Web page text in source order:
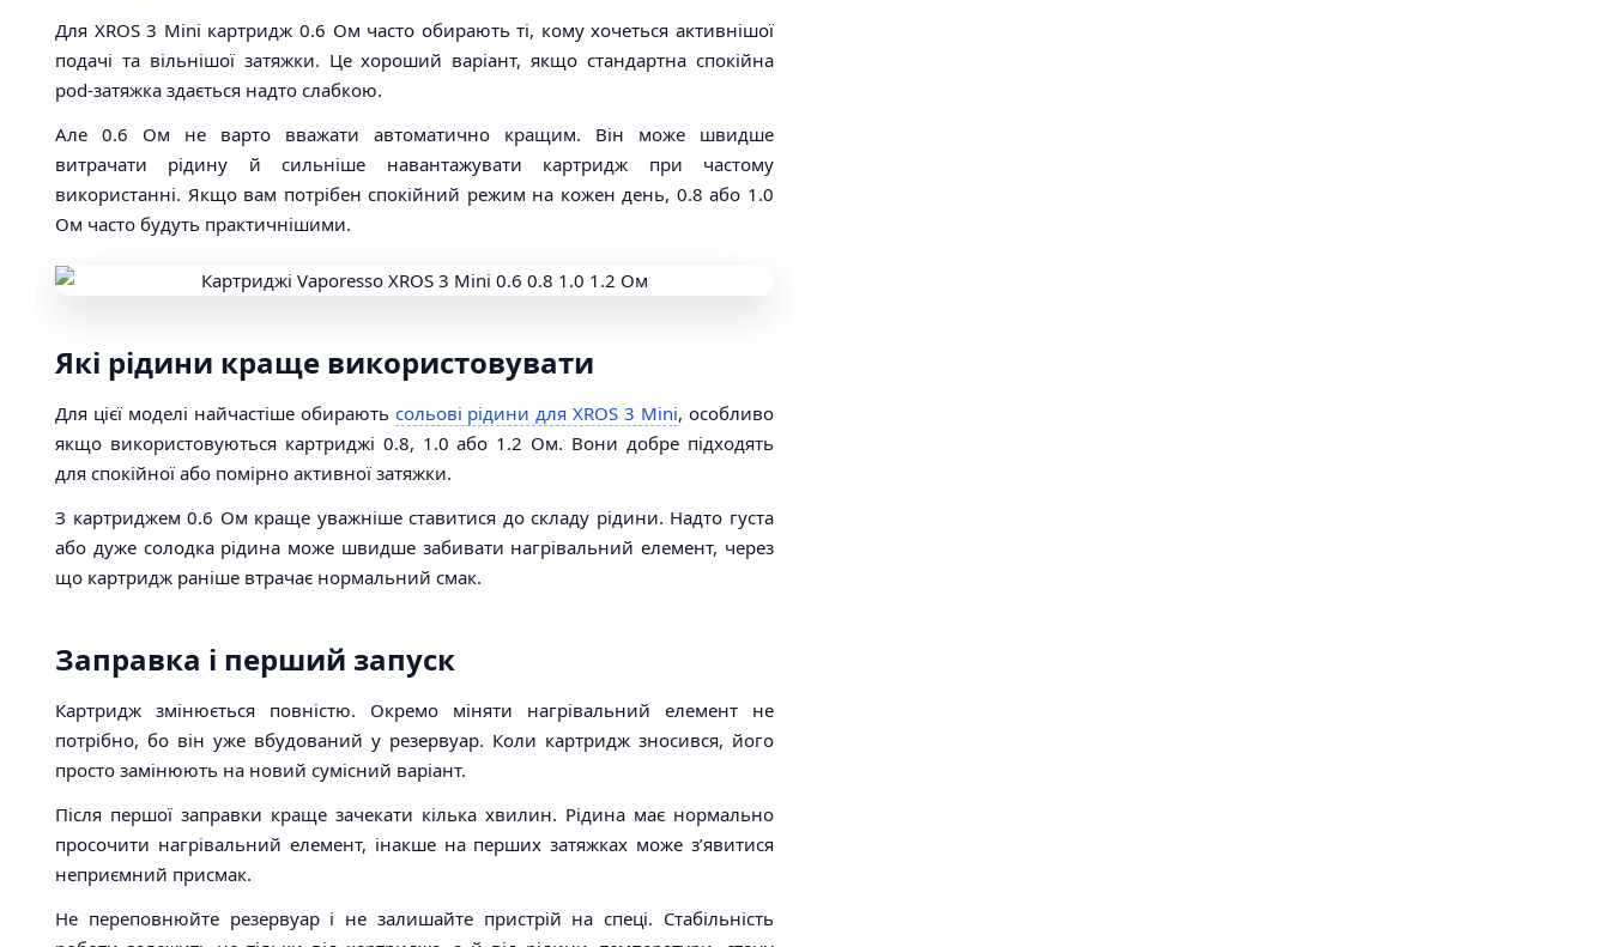
Для XROS 3 Mini картридж 0.6 Ом часто обирають ті, кому хочеться активнішої
подачі та вільнішої затяжки. Це хороший варіант, якщо стандартна спокійна
pod-затяжка здається надто слабкою.
Але 0.6 Ом не варто вважати автоматично кращим. Він може швидше
витрачати рідину й сильніше навантажувати картридж при частому
використанні. Якщо вам потрібен спокійний режим на кожен день, 0.8 або 1.0
Ом часто будуть практичнішими.
Які рідини краще використовувати
Для цієї моделі найчастіше обирають сольові рідини для XROS 3 Mini, особливо
якщо використовуються картриджі 0.8, 1.0 або 1.2 Ом. Вони добре підходять
для спокійної або помірно активної затяжки.
З картриджем 0.6 Ом краще уважніше ставитися до складу рідини. Надто густа
або дуже солодка рідина може швидше забивати нагрівальний елемент, через
що картридж раніше втрачає нормальний смак.
Заправка і перший запуск
Картридж змінюється повністю. Окремо міняти нагрівальний елемент не
потрібно, бо він уже вбудований у резервуар. Коли картридж зносився, його
просто замінюють на новий сумісний варіант.
Після першої заправки краще зачекати кілька хвилин. Рідина має нормально
просочити нагрівальний елемент, інакше на перших затяжках може з’явитися
неприємний присмак.
Не переповнюйте резервуар і не залишайте пристрій на спеці. Стабільність